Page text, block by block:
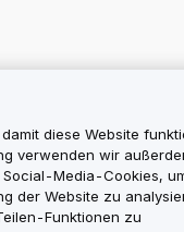
diese Website
verwenden wir
Media-Cookies,
der Website zu
Funktionen zu